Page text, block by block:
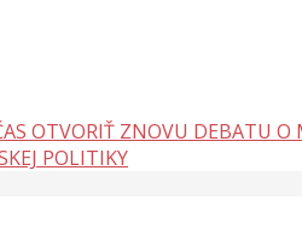
OTVORIŤ ZNOVU DEBATU O
POLITIKY